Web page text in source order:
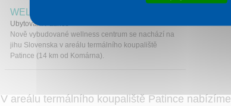
WELLNESS HOTEL PATINCE
Ubytování Patince
Nově vybudované wellness centrum se nachází na
jihu Slovenska v areálu termálního koupaliště
Patince (14 km od Komárna).
V areálu termálního koupaliště Patince